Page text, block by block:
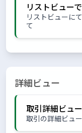
リストビュー
リストビューに
て
詳細ビュー
取引詳細ビュー
取引の詳細ビュ